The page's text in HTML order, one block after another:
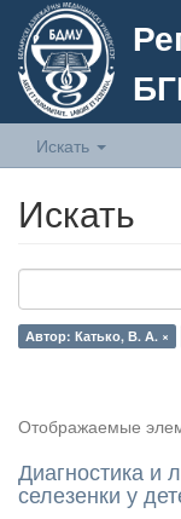
Искать
Искать
Автор: Катько, В. А. ×
Отображаемые
Диагностика и
селезенки у